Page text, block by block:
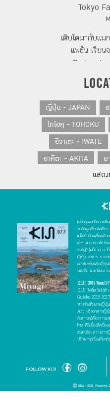
Tokyo
เติบโตมากับแ
แฟชั่น เรียน
Fashion
บอกเล่าเรื่อง
ผ่าน blog
ญี่ปุ่น - JAPAN
โทโฮคุ - TOHOKU
อิวาเตะ - IWATE
อาคิตะ - AKITA
ย
ฟุกุชิมะ -
โตเกียว - TOKYO
ไซตามะ - SAITAMA
คานางาวะ
โยโกฮาม่า -
นีงาตะ - NIIGATA
อิชิกาวะ -
ยามานาชิ -
นากาโน่ -
ชิซูโอกะ - SHIZUOKA
นาโกย่า - NAGOYA
แสด
ไม่ว่าคุณจะมีความฝั
หาข้อมูลเที่ยวโตเกีย
แพ็คกับก๊วนเพื่อนกับ
เจ๋งๆ แบบชาวนิปป
รนด์ญี่ปุ่นก็ตาม เราก็
ญี่ปุ่น อาหาร การท่
ตอบโจทย์คนรักญี่ปุ่น
หนังสือ และนิตยสาร
KIJI (คิจิ) คืออะไร?
KIJI คือสื่อเว็บไ
Guide 2016-
ระหว่างทีมงานญี่ปุ่น
Art หรืออาหารญี่ปุ่
สัมภาษณ์เรื่องราวแ
ไทย ที่มีเบื้องลึกเบื้อ
สัมพันธ์ระหว่างชาว
ปรึกษาทุกเรื่องเกี่ย
FOLLOW KIJI
2016 - 2026,